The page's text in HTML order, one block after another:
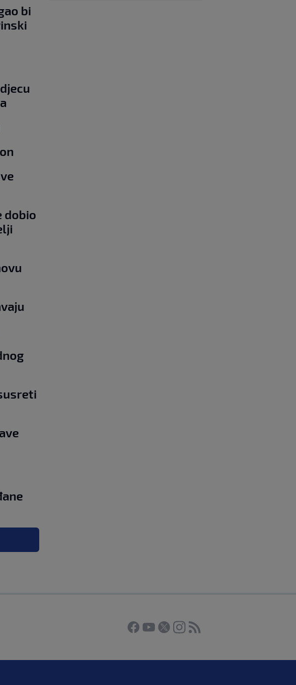
bi
dobio